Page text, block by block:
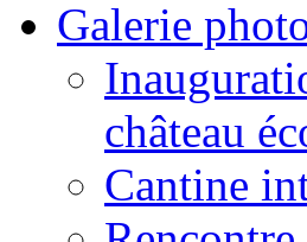
Galerie
château
Cantine